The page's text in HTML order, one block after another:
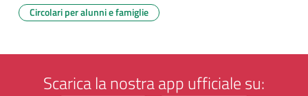
Circolari per alunni e famiglie
Scarica la nostra app ufficiale su: